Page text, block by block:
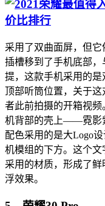
采用了双曲面屏，但
插槽移到了手机底部
提，这款手机采用的
顶部听筒位置，关于
者此前拍摄的开箱视
机背部的壳上——霓影
配色采用的是大Logo
机模组的下方。这个
采用的材质，形成了
浮效果。